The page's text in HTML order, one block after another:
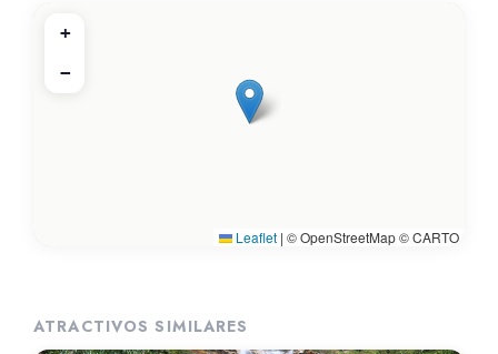
+
−
Leaflet | © OpenStreetMap © CARTO
ATRACTIVOS SIMILARES